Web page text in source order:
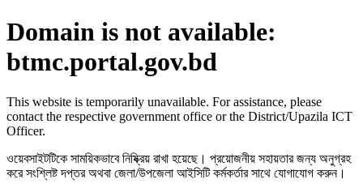
Domain is not available:
btmc.portal.gov.bd
This website is temporarily unavailable. For assistance, please
contact the respective government office or the District/Upazila ICT
Officer.
ওয়েবসাইটটিকে সাময়িকভাবে নিষ্ক্রিয় রাখা হয়েছে। প্রয়োজনীয় সহায়তার জন্য অনুগ্রহ
করে সংশ্লিষ্ট দপ্তর অথবা জেলা/উপজেলা আইসিটি কর্মকর্তার সাথে যোগাযোগ করুন।